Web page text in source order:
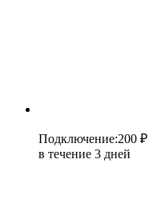
Подключение:200 ₽
в течение 3 дней